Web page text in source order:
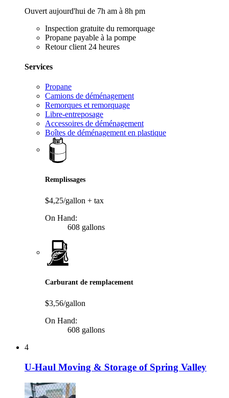
Ouvert aujourd'hui de 7h am à 8h pm
Inspection gratuite du remorquage
Propane payable à la pompe
Retour client 24 heures
Services
Propane
Camions de déménagement
Remorques et remorquage
Libre-entreposage
Accessoires de déménagement
Boîtes de déménagement en plastique
Remplissages
$4,25/gallon + tax
On Hand:
608 gallons
Carburant de remplacement
$3,56/gallon
On Hand:
608 gallons
4
U-Haul Moving & Storage of Spring Valley